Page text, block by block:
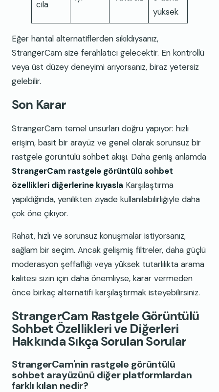
cila
yüksek
Eğer hantal alternatiflerden sıkıldıysanız,
StrangerCam size ferahlatıcı gelecektir. En kontrollü
veya üst düzey deneyimi arıyorsanız, biraz yetersiz
gelebilir.
Son Karar
StrangerCam temel unsurları doğru yapıyor: hızlı
erişim, basit bir arayüz ve genel olarak sorunsuz bir
rastgele görüntülü sohbet akışı. Daha geniş anlamda
StrangerCam rastgele görüntülü sohbet
özellikleri diğerlerine kıyasla Karşılaştırma
yapıldığında, yenilikten ziyade kullanılabilirliğiyle daha
çok öne çıkıyor.
Rahat, hızlı ve sorunsuz konuşmalar istiyorsanız,
sağlam bir seçim. Ancak gelişmiş filtreler, daha güçlü
moderasyon şeffaflığı veya yüksek tutarlılıkta arama
kalitesi sizin için daha önemliyse, karar vermeden
önce birkaç alternatifi karşılaştırmak isteyebilirsiniz.
StrangerCam Rastgele Görüntülü
Sohbet Özellikleri ve Diğerleri
Hakkında Sıkça Sorulan Sorular
StrangerCam'nin rastgele görüntülü
sohbet arayüzünü diğer platformlardan
farklı kılan nedir?